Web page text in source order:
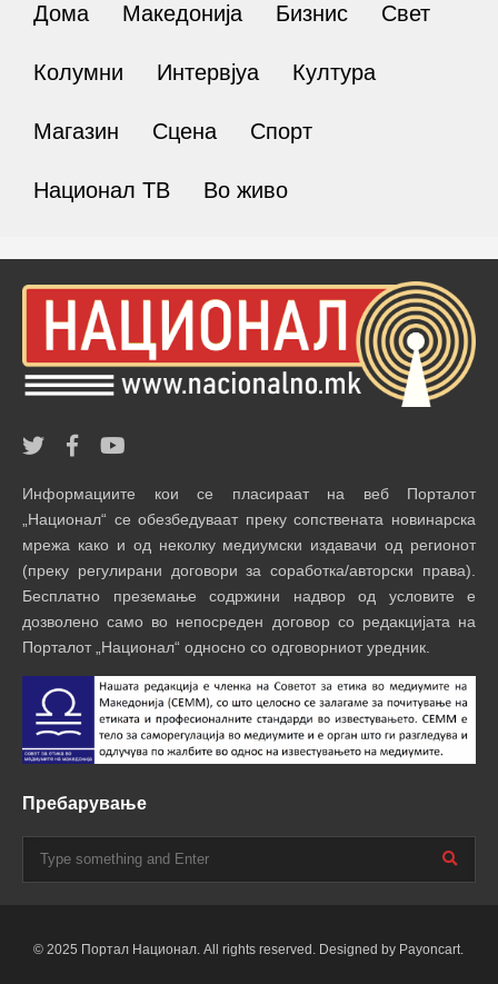
Дома Македонија Бизнис Свет
Колумни Интервјуа Култура
Магазин Сцена Спорт
Национал ТВ Во живо
Информациите кои се пласираат на веб Порталот
„Национал“ се обезбедуваат преку сопствената новинарска
мрежа како и од неколку медиумски издавачи од регионот
(преку регулирани договори за соработка/авторски права).
Бесплатно преземање содржини надвор од условите е
дозволено само во непосреден договор со редакцијата на
Порталот „Национал“ односно со одговорниот уредник.
Пребарување
© 2025 Портал Национал. All rights reserved. Designed by Payoncart.